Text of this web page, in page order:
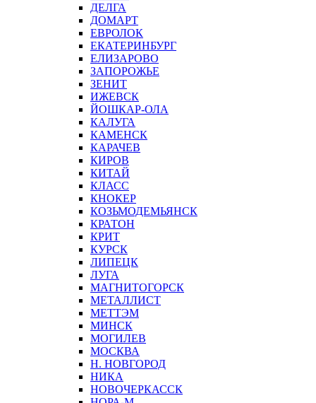
ДЕЛГА
ДОМАРТ
ЕВРОЛОК
ЕКАТЕРИНБУРГ
ЕЛИЗАРОВО
ЗАПОРОЖЬЕ
ЗЕНИТ
ИЖЕВСК
ЙОШКАР-ОЛА
КАЛУГА
КАМЕНСК
КАРАЧЕВ
КИРОВ
КИТАЙ
КЛАСС
КНОКЕР
КОЗЬМОДЕМЬЯНСК
КРАТОН
КРИТ
КУРСК
ЛИПЕЦК
ЛУГА
МАГНИТОГОРСК
МЕТАЛЛИСТ
МЕТТЭМ
МИНСК
МОГИЛЕВ
МОСКВА
Н. НОВГОРОД
НИКА
НОВОЧЕРКАССК